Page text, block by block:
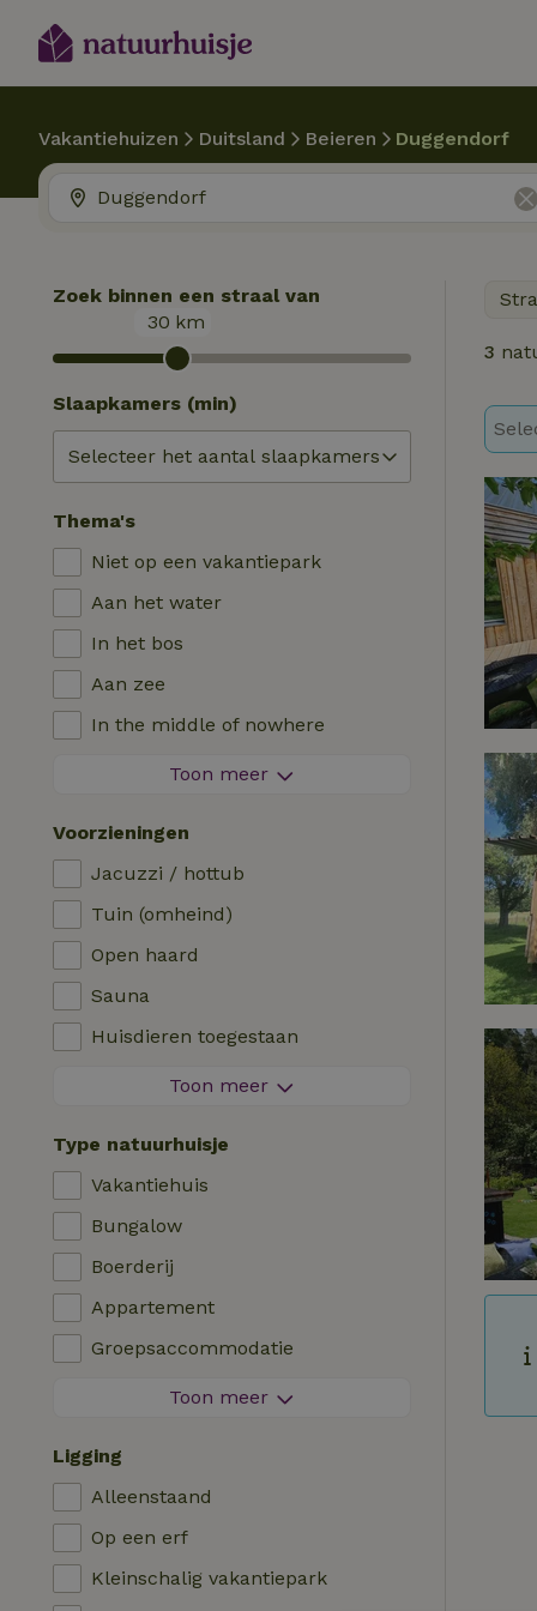
Vakantiehuizen Duitsland Beieren Duggendorf
3
Zoek binnen een straal van
30 km
Slaapkamers (min)
Thema's
Niet op een vakantiepark
Aan het water
In het bos
Aan zee
In the middle of nowhere
Tussen de velden
In de polder
In de bergen
Helemaal alleen
In een boomgaard
Viswater in de buurt
Toon meer
Voorzieningen
Jacuzzi / hottub
Tuin (omheind)
Open haard
Sauna
Huisdieren toegestaan
Vuurwerkvrije omgeving
Direct boekbaar
Wasmachine
Afwasmachine
Tuinmeubilair
Internettoegang (WiFi)
Koel-/vriescombinatie
Tv
Internet
Barbecue
Toon meer
Type natuurhuisje
Vakantiehuis
Bungalow
Boerderij
Appartement
Groepsaccommodatie
Tiny house
Landhuis
Chalet
Villa
Glamping
Toon meer
Ligging
Alleenstaand
Op een erf
Kleinschalig vakantiepark